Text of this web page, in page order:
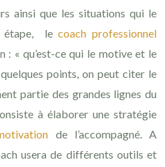
ainsi que les situations qui le
étape, lecoach professionnel
: « qu’est-ce qui le motive et le
points, on peut citer le
partie des grandes lignes du
à élaborer une stratégie
de l’accompagné. A
usera de différents outils et